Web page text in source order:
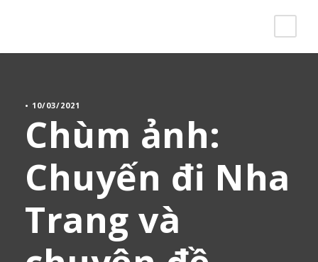
• 10/03/2021
Chùm ảnh:
Chuyến đi Nha
Trang và